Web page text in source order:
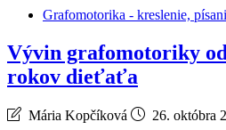
Grafomotorika - kreslenie,
Vývin grafomotoriky
rokov dieťaťa
Mária Kopčíková 26. októbra